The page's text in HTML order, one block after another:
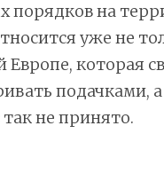
порядков на
уже не
Европе, которая
подачками,
так не принято.